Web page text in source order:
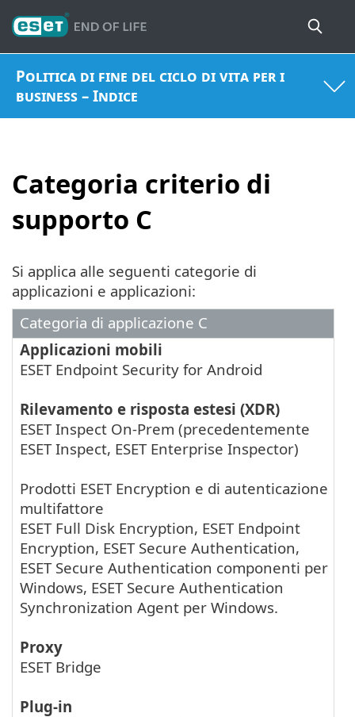
Politica di fine del ciclo di vita per i
business – Indice
Categoria criterio di
supporto C
Si applica alle seguenti categorie di
applicazioni e applicazioni:
Categoria di applicazione C
Applicazioni mobili
ESET Endpoint Security for Android
Rilevamento e risposta estesi (XDR)
ESET Inspect On-Prem (precedentemente
ESET Inspect, ESET Enterprise Inspector)
Prodotti ESET Encryption e di autenticazione
multifattore
ESET Full Disk Encryption, ESET Endpoint
Encryption, ESET Secure Authentication,
ESET Secure Authentication componenti per
Windows, ESET Secure Authentication
Synchronization Agent per Windows.
Proxy
ESET Bridge
Plug-in